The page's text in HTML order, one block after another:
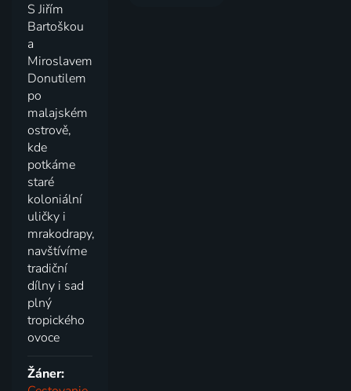
S Jiřím
Bartoškou
a
Miroslavem
Donutilem
po
malajském
ostrově,
kde
potkáme
staré
koloniální
uličky i
mrakodrapy,
navštívíme
tradiční
dílny i sad
plný
tropického
ovoce
Žáner: